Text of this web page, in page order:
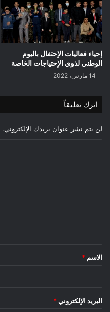
إحياء فعاليات الإحتفال باليوم
الوطني لذوي الإحتياجات الخاصة
14 مارس، 2022
اترك تعليقاً
لن يتم نشر عنوان بريدك الإلكتروني.
*
الاسم *
البريد الإلكتروني *